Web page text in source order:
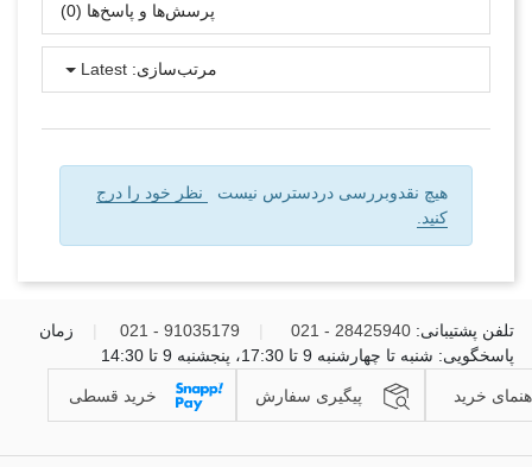
پرسش‌ها و پاسخ‌ها (0)
مرتب‌سازی: Latest
هیچ نقدوبررسی دردسترس نیست
نظر خود را درج
کنید.
تلفن پشتیبانی: 28425940 - 021
91035179 - 021
زمان
پاسخگویی: شنبه تا چهارشنبه 9 تا 17:30، پنجشنبه 9 تا 14:30
خرید پیگیری سفارش خرید قسطی